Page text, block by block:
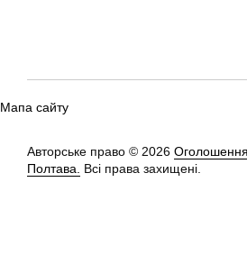
Мапа сайту
Авторське право © 2026 Оголошення
Полтава.
Всі права захищені.